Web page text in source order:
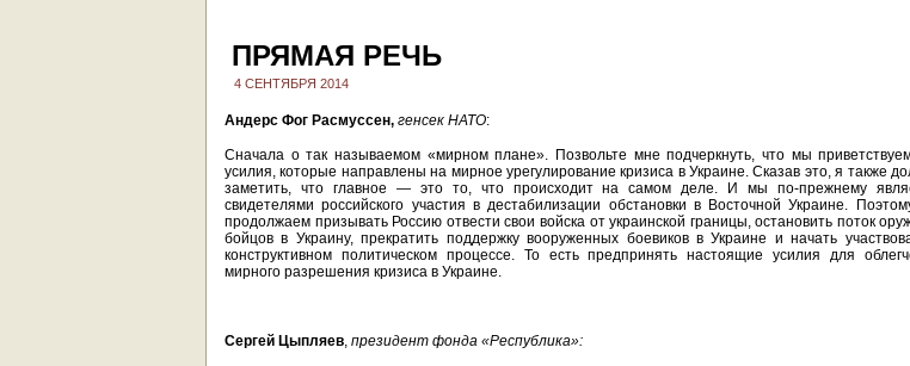
ПРЯМАЯ РЕЧЬ
4 СЕНТЯБРЯ 2014
Андерс Фог Расмуссен, генсек НАТО:
Сначала о так называемом «мирном плане». Позвольте мне подчеркнуть, что мы
усилия, которые направлены на мирное урегулирование кризиса в Украине. Сказав это, я также
заметить, что главное — это то, что происходит на самом деле. И мы по-прежнему
свидетелями российского участия в дестабилизации обстановки в Восточной Украине.
продолжаем призывать Россию отвести свои войска от украинской границы, остановить поток
бойцов в Украину, прекратить поддержку вооруженных боевиков в Украине и начать
конструктивном политическом процессе. То есть предпринять настоящие усилия для
мирного разрешения кризиса в Украине.
Сергей Цыпляев, президент фонда «Республика»: